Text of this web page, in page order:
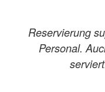
Reservierung
Personal.